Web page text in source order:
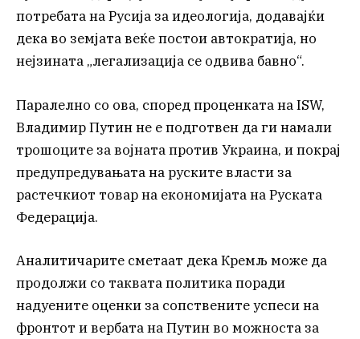
потребата на Русија за идеологија, додавајќи
дека во земјата веќе постои автократија, но
нејзината „легализација се одвива бавно“.
Паралелно со ова, според проценката на ISW,
Владимир Путин не е подготвен да ги намали
трошоците за војната против Украина, и покрај
предупредувањата на руските власти за
растечкиот товар на економијата на Руската
Федерација.
Аналитичарите сметаат дека Кремљ може да
продолжи со таквата политика поради
надуените оценки за сопствените успеси на
фронтот и вербата на Путин во можноста за